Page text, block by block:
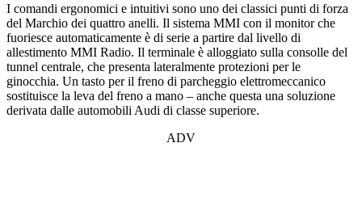
I comandi ergonomici e intuitivi sono uno dei classici punti di forza
del Marchio dei quattro anelli. Il sistema MMI con il monitor che
fuoriesce automaticamente è di serie a partire dal livello di
allestimento MMI Radio. Il terminale è alloggiato sulla consolle del
tunnel centrale, che presenta lateralmente protezioni per le
ginocchia. Un tasto per il freno di parcheggio elettromeccanico
sostituisce la leva del freno a mano – anche questa una soluzione
derivata dalle automobili Audi di classe superiore.
ADV